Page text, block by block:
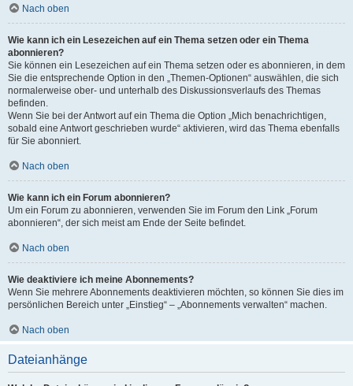
Nach oben
Wie kann ich ein Lesezeichen auf ein Thema setzen oder ein Thema
abonnieren?
Sie können ein Lesezeichen auf ein Thema setzen oder es abonnieren, in dem
Sie die entsprechende Option in den „Themen-Optionen“ auswählen, die sich
normalerweise ober- und unterhalb des Diskussionsverlaufs des Themas
befinden.
Wenn Sie bei der Antwort auf ein Thema die Option „Mich benachrichtigen,
sobald eine Antwort geschrieben wurde“ aktivieren, wird das Thema ebenfalls
für Sie abonniert.
Nach oben
Wie kann ich ein Forum abonnieren?
Um ein Forum zu abonnieren, verwenden Sie im Forum den Link „Forum
abonnieren“, der sich meist am Ende der Seite befindet.
Nach oben
Wie deaktiviere ich meine Abonnements?
Wenn Sie mehrere Abonnements deaktivieren möchten, so können Sie dies im
persönlichen Bereich unter „Einstieg“ – „Abonnements verwalten“ machen.
Nach oben
Dateianhänge